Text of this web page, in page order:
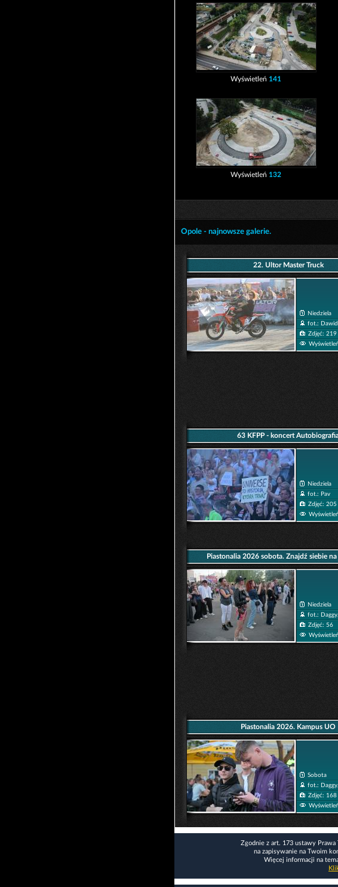
Wyświetleń 141
Wyświetleń 132
Opole - najnowsze galerie.
22. Ultor Master Truck
Niedziela
fot.:
Zdjęć: 219
63 KFPP - koncert
Niedziela
fot.: Pav
Zdjęć: 205
Piastonalia 2026 sobota. Znajdź siebie
Niedziela
fot.:
Zdjęć: 56
Piastonalia 2026. Kampus UO
Sobota
fot.:
Zdjęć: 168
Zgodnie z art. 173 ustawy
na zapisywanie na Twoim
Więcej informacji na